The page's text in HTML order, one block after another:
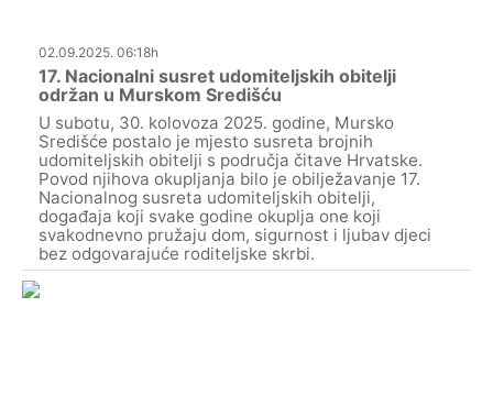
02.09.2025. 06:18h
17. Nacionalni susret udomiteljskih obitelji
održan u Murskom Središću
U subotu, 30. kolovoza 2025. godine, Mursko
Središće postalo je mjesto susreta brojnih
udomiteljskih obitelji s područja čitave Hrvatske.
Povod njihova okupljanja bilo je obilježavanje 17.
Nacionalnog susreta udomiteljskih obitelji,
događaja koji svake godine okuplja one koji
svakodnevno pružaju dom, sigurnost i ljubav djeci
bez odgovarajuće roditeljske skrbi.